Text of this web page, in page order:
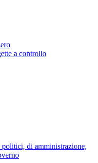
a controllo
di amministrazione,